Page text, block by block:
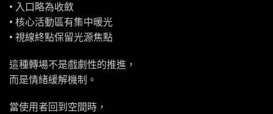
• 入口略為收斂
• 核心活動區有集中暖光
• 視線終點保留光源焦點
這種轉場不是戲劇性的推進，
而是情緒緩解機制。
當使用者回到空間時，